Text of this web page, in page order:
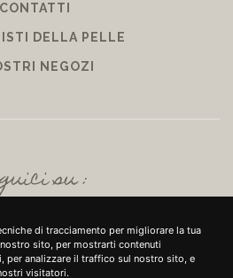
di tracciamento per migliorare la tua
sito, per mostrarti contenuti
per analizzare il traffico sul nostro sito, e
visitatori.
CONTATTI
DELLA PELLE
NEGOZI
su :